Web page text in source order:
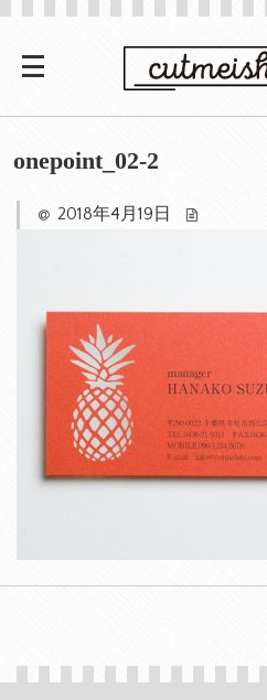
onepoint_02-2
2018年4月19日